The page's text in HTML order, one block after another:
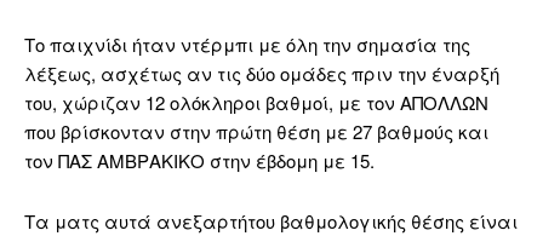
Το παιχνίδι ήταν ντέρμπι με όλη την σημασία της
λέξεως, ασχέτως αν τις δύο ομάδες πριν την έναρξή
του, χώριζαν 12 ολόκληροι βαθμοί, με τον ΑΠΟΛΛΩΝ
που βρίσκονταν στην πρώτη θέση με 27 βαθμούς και
τον ΠΑΣ ΑΜΒΡΑΚΙΚΟ στην έβδομη με 15.
Τα ματς αυτά ανεξαρτήτου βαθμολογικής θέσης είναι